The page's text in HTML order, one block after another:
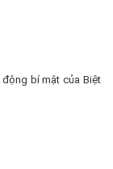
bí mật của Biệt